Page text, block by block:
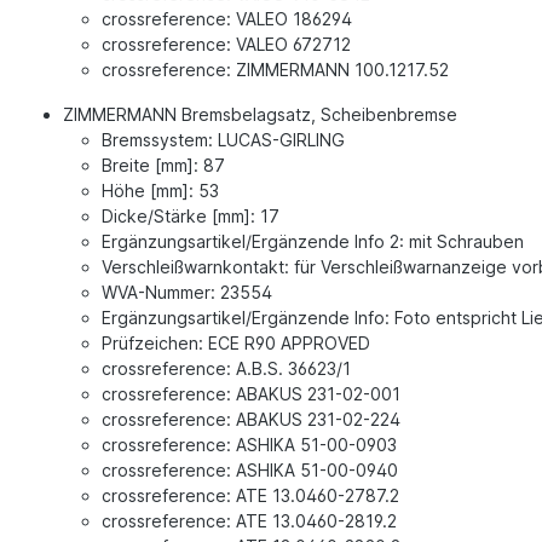
crossreference: VALEO 186294
crossreference: VALEO 672712
crossreference: ZIMMERMANN 100.1217.52
ZIMMERMANN Bremsbelagsatz, Scheibenbremse
Bremssystem: LUCAS-GIRLING
Breite [mm]: 87
Höhe [mm]: 53
Dicke/Stärke [mm]: 17
Ergänzungsartikel/Ergänzende Info 2: mit Schrauben
Verschleißwarnkontakt: für Verschleißwarnanzeige
WVA-Nummer: 23554
Ergänzungsartikel/Ergänzende Info: Foto entspricht
Prüfzeichen: ECE R90 APPROVED
crossreference: A.B.S. 36623/1
crossreference: ABAKUS 231-02-001
crossreference: ABAKUS 231-02-224
crossreference: ASHIKA 51-00-0903
crossreference: ASHIKA 51-00-0940
crossreference: ATE 13.0460-2787.2
crossreference: ATE 13.0460-2819.2